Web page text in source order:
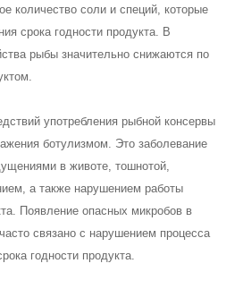
количество соли и специй, которые
срока годности продукта. В
рыбы значительно снижаются по
употребления рыбной консервы
ботулизмом. Это заболевание
в животе, тошнотой,
а также нарушением работы
Появление опасных микробов в
связано с нарушением процесса
годности продукта.